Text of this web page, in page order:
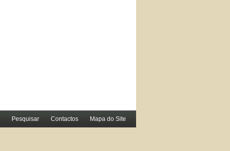
Pesquisar Contactos Mapa do Site